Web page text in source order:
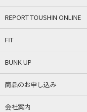
REPORT TOUSHIN ONLINE
FIT
BUNK UP
商品のお申し込み
会社案内